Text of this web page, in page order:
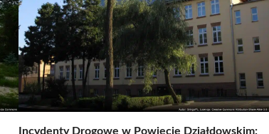
Incydenty Drogowe w Powiecie Działdowskim: